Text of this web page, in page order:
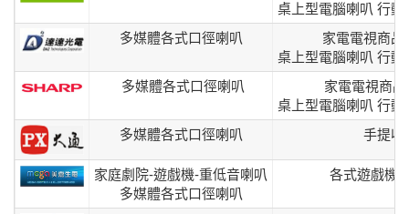
桌上型電腦喇叭 行
多媒體各式口徑喇叭
家電電視商
桌上型電腦喇叭 行
多媒體各式口徑喇叭
家電電視商
桌上型電腦喇叭 行
多媒體各式口徑喇叭
手提收
家庭劇院-遊戲機-重低音喇叭
多媒體各式口徑喇叭
各式遊戲機